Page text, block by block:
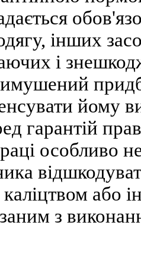
інших
і
йому
гарантій
особливо
або
з